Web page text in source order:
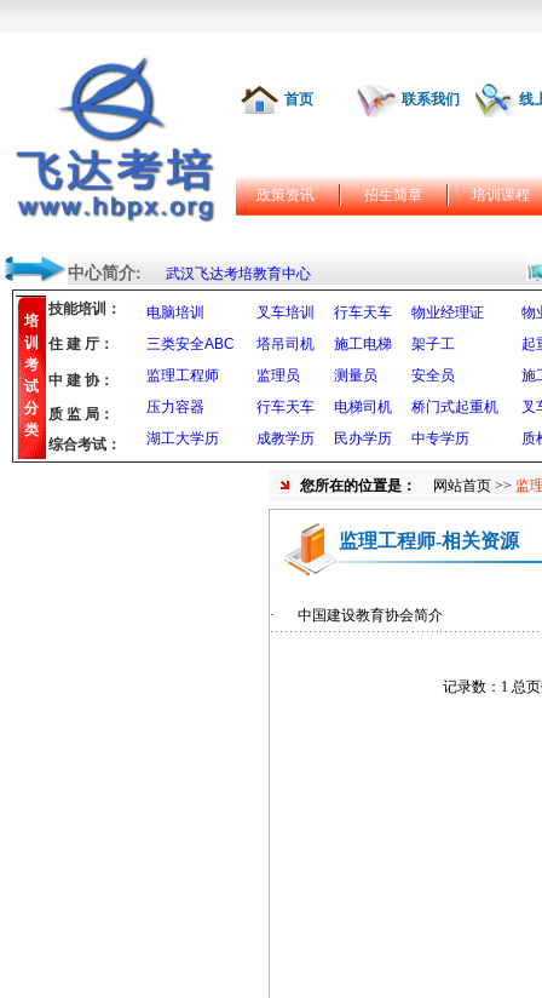
首页 联系我们 线
政策资讯 招生简章 培训课程
中心简介: 武汉飞达考培教育中心
培
训
考
试
分
类
技能培训： 电脑培训 叉车培训 行车天车 物业经理证
物
三类安全ABC
塔吊司机 施工电梯 架子工
起
监理工程师
监理员 测量员 安全员
施
压力容器
行车天车 电梯司机 桥门式起重机
叉
湖工大学历
成教学历 民办学历 中专学历 质
住 建 厅：
中 建 协：
质 监 局：
综合考试：
您所在的位置是： 网站首页 >> 监
监理工程师-相关资源
· 中国建设教育协会简介
记录数：1 总